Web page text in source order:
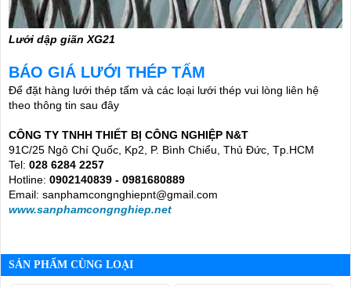
Lưới dập giãn XG21
BÁO GIÁ LƯỚI THÉP TẤM
Để đặt hàng lưới thép tấm và các loại lưới thép vui lòng liên hệ
theo thông tin sau đây
CÔNG TY TNHH THIẾT BỊ CÔNG NGHIỆP N&T
91C/25 Ngô Chí Quốc, Kp2, P. Bình Chiểu, Thủ Đức, Tp.HCM
Tel: 028 6284 2257
Hotline: 0902140839 - 0981680889
Email: sanphamcongnghiepnt@gmail.com
www.sanphamcongnghiep.net
SẢN PHẨM CÙNG LOẠI